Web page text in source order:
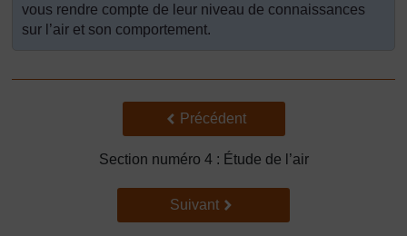
vous rendre compte de leur niveau de connaissances
sur l’air et son comportement.
Précédent
Précédent
Section numéro 4 : Étude de l’air
Suivant
Suivant